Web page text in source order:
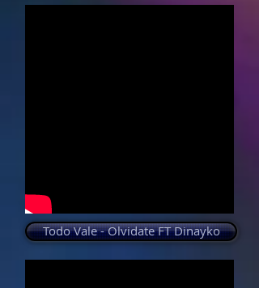
Todo Vale - Olvidate FT Dinayko